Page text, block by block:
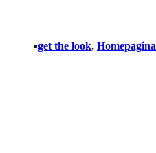
•get the look, Homepagina